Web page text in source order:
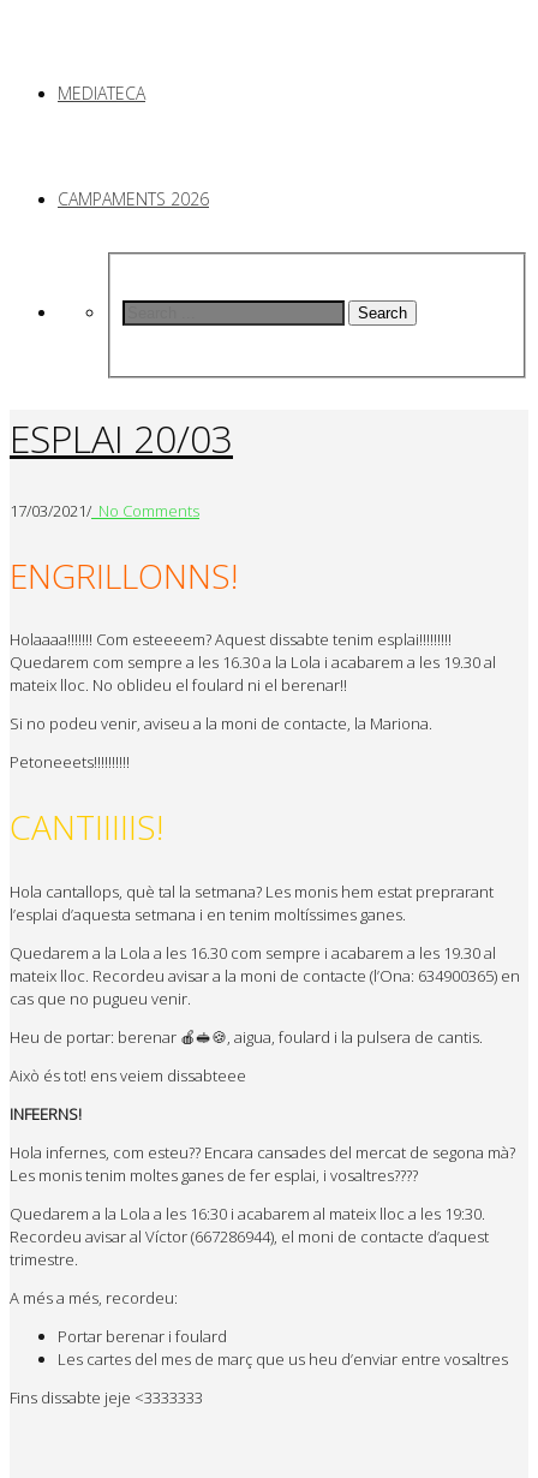
MEDIATECA
CAMPAMENTS 2026
Search
ESPLAI 20/03
17/03/2021/ No Comments
ENGRILLONNS!
Holaaaa!!!!!!! Com esteeeem? Aquest dissabte tenim esplai!!!!!!!!!
Quedarem com sempre a les 16.30 a la Lola i acabarem a les 19.30 al
mateix lloc. No oblideu el foulard ni el berenar!!
Si no podeu venir, aviseu a la moni de contacte, la Mariona.
Petoneeets!!!!!!!!!!
CANTIIIIIS!
Hola cantallops, què tal la setmana? Les monis hem estat preprarant
l’esplai d’aquesta setmana i en tenim moltíssimes ganes.
Quedarem a la Lola a les 16.30 com sempre i acabarem a les 19.30 al
mateix lloc. Recordeu avisar a la moni de contacte (l’Ona: 634900365) en
cas que no pugueu venir.
Heu de portar: berenar 🍎🥪🍪, aigua, foulard i la pulsera de cantis.
Això és tot! ens veiem dissabteee
INFEERNS!
Hola infernes, com esteu?? Encara cansades del mercat de segona mà?
Les monis tenim moltes ganes de fer esplai, i vosaltres????
Quedarem a la Lola a les 16:30 i acabarem al mateix lloc a les 19:30.
Recordeu avisar al Víctor (667286944), el moni de contacte d’aquest
trimestre.
A més a més, recordeu:
Portar berenar i foulard
Les cartes del mes de març que us heu d’enviar entre vosaltres
Fins dissabte jeje <3333333